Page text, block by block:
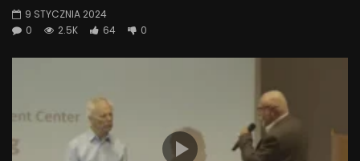
9 STYCZNIA 2024
0
2.5K 64 0